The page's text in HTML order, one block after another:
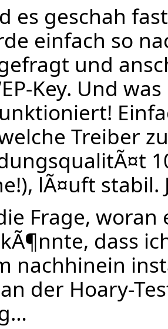
es geschah
einfach so
und
Key. Und
Treiber
lÃ¤uft
Frage, woran
dass
nachhinein
der Hoary-